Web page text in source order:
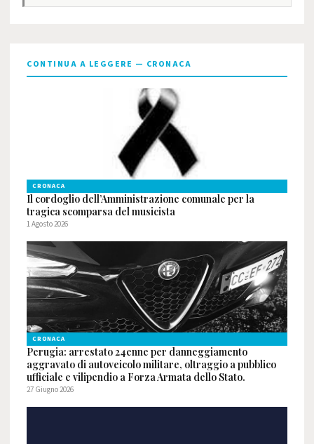
CONTINUA A LEGGERE — CRONACA
CRONACA
Il cordoglio dell’Amministrazione comunale per la
tragica scomparsa del musicista
1 Agosto 2026
CRONACA
Perugia: arrestato 24enne per danneggiamento
aggravato di autoveicolo militare, oltraggio a pubblico
ufficiale e vilipendio a Forza Armata dello Stato.
27 Giugno 2026